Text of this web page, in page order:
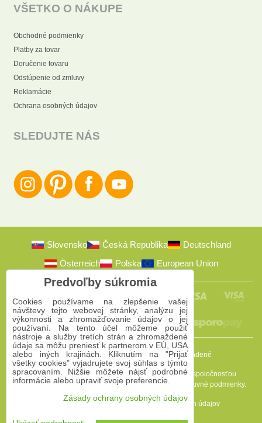
VŠETKO O NÁKUPE
Obchodné podmienky
Platby za tovar
Doručenie tovaru
Odstúpenie od zmluvy
Reklamácie
Ochrana osobných údajov
SLEDUJTE NÁS
Slovensko Česká Republika
Deutschland
Österreich
Polska European Union
2009-2026 © Bomba s.r.o.Všetky práva vyhradené
Táto stránka je chránená programom reCAPTCHA a spoločnosťou
Google. PlatiaPravidlá ochrany osobných údajov Zmluvné podmienky.
Predvoľby súkromia
Zásady ochrany osobných údajov
Predvoľby súkromia
Cookies používame na zlepšenie vašej
návštevy tejto webovej stránky, analýzu jej
výkonnosti a zhromažďovanie údajov o jej
používaní. Na tento účel môžeme použiť
nástroje a služby tretích strán a zhromaždené
údaje sa môžu preniesť k partnerom v EÚ, USA
alebo iných krajinách. Kliknutím na "Prijať
všetky cookies" vyjadrujete svoj súhlas s týmto
spracovaním. Nižšie môžete nájsť podrobné
informácie alebo upraviť svoje preferencie.
Zásady ochrany osobných údajov